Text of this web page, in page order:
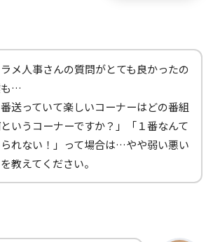
メ人事さんの質問がとても良かったの
も…
番送っていて楽しいコーナーはどの番組
いうコーナーですか？」「１番なんて
れない！」って場合は…やや弱い悪い
教えてください。